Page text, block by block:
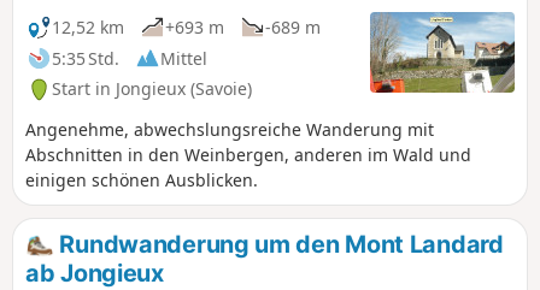
12,52 km
+693 m
-689 m
5:35 Std.
Mittel
Start in Jongieux (Savoie)
Angenehme, abwechslungsreiche Wanderung mit
Abschnitten in den Weinbergen, anderen im Wald und
einigen schönen Ausblicken.
Rundwanderung um den Mont Landard
ab Jongieux